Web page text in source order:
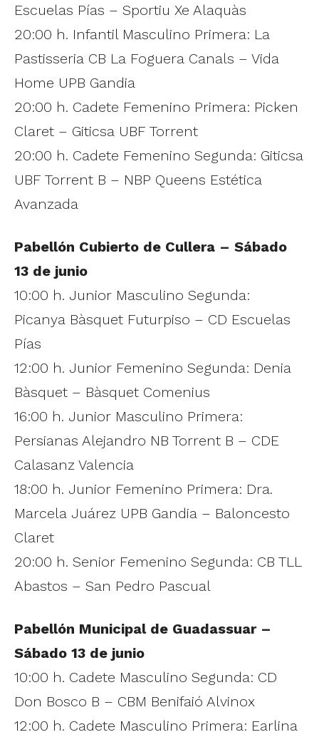
Escuelas Pías – Sportiu Xe Alaquàs
20:00 h. Infantil Masculino Primera: La
Pastisseria CB La Foguera Canals – Vida
Home UPB Gandia
20:00 h. Cadete Femenino Primera: Picken
Claret – Giticsa UBF Torrent
20:00 h. Cadete Femenino Segunda: Giticsa
UBF Torrent B – NBP Queens Estética
Avanzada
Pabellón Cubierto de Cullera – Sábado
13 de junio
10:00 h. Junior Masculino Segunda:
Picanya Bàsquet Futurpiso – CD Escuelas
Pías
12:00 h. Junior Femenino Segunda: Denia
Bàsquet – Bàsquet Comenius
16:00 h. Junior Masculino Primera:
Persianas Alejandro NB Torrent B – CDE
Calasanz Valencia
18:00 h. Junior Femenino Primera: Dra.
Marcela Juárez UPB Gandia – Baloncesto
Claret
20:00 h. Senior Femenino Segunda: CB TLL
Abastos – San Pedro Pascual
Pabellón Municipal de Guadassuar –
Sábado 13 de junio
10:00 h. Cadete Masculino Segunda: CD
Don Bosco B – CBM Benifaió Alvinox
12:00 h. Cadete Masculino Primera: Earlina